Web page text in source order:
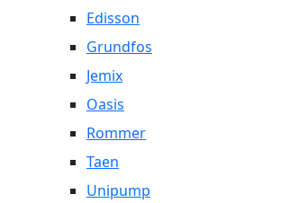
Edisson
Grundfos
Jemix
Oasis
Rommer
Taen
Unipump